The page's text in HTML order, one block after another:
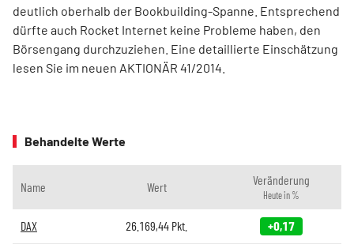
deutlich oberhalb der Bookbuilding-Spanne. Entsprechend
dürfte auch Rocket Internet keine Probleme haben, den
Börsengang durchzuziehen. Eine detaillierte Einschätzung
lesen Sie im neuen AKTIONÄR 41/2014.
Behandelte Werte
Name Wert Veränderung
Heute in %
DAX 26.169,44 Pkt. +0,17